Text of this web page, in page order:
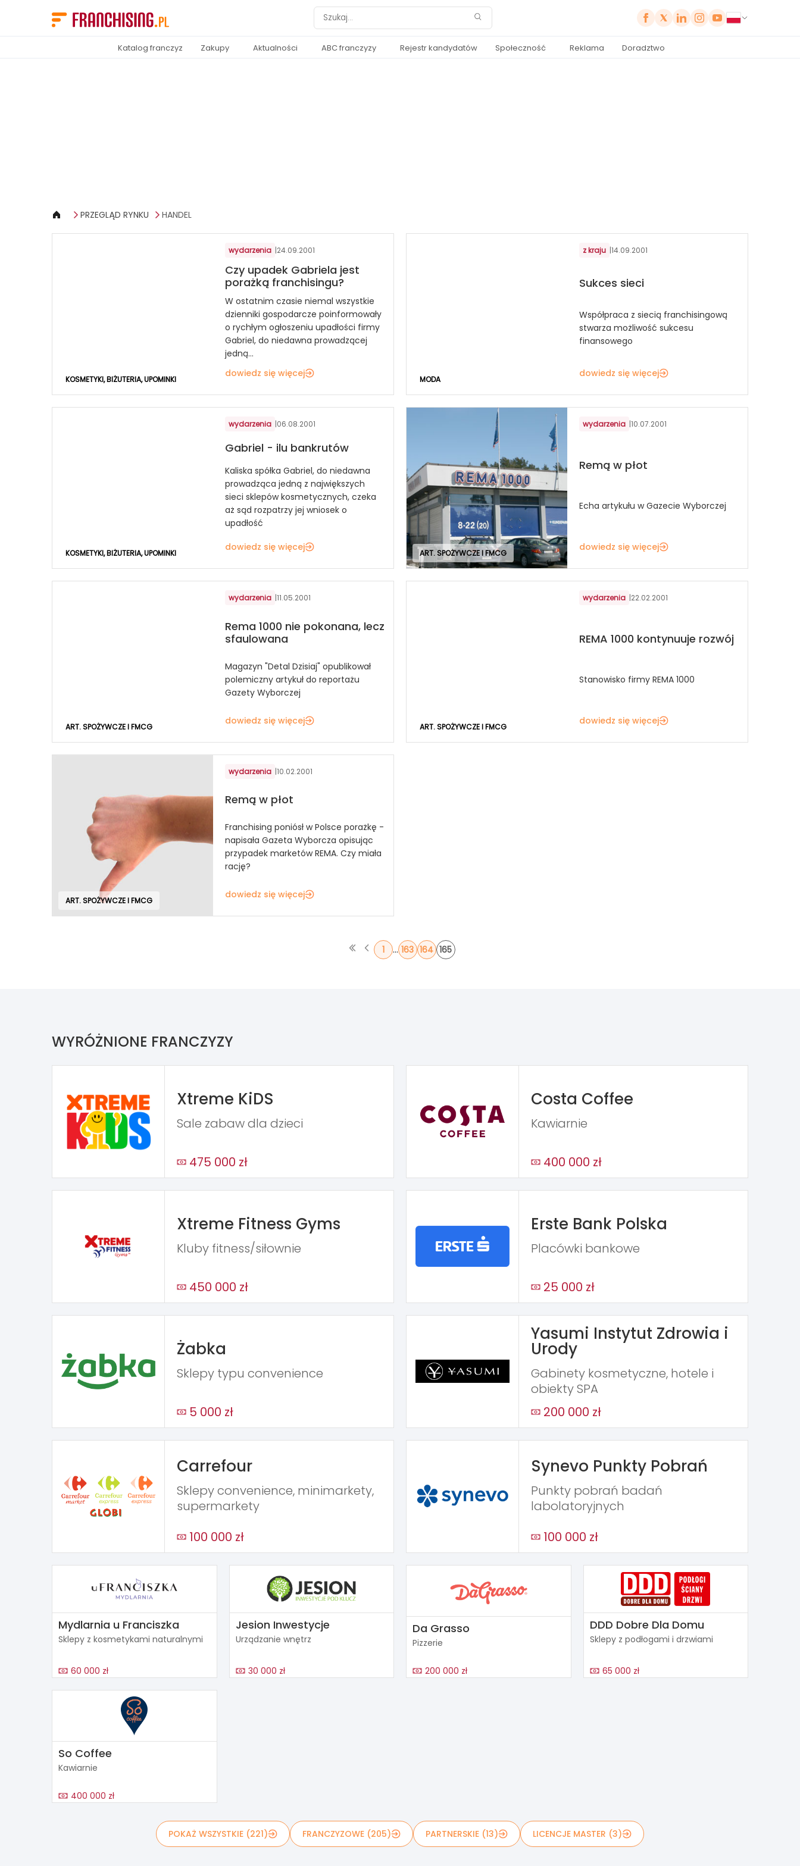
Katalog franczyz Zakupy Aktualności ABC franczyzy Rejestr kandydatów Społeczność Reklama Doradztwo
PRZEGLĄD RYNKU HANDEL
KOSMETYKI, BIŻUTERIA, UPOMINKI
wydarzenia |24.09.2001
Czy upadek Gabriela jest
porażką franchisingu?
W ostatnim czasie niemal wszystkie
dzienniki gospodarcze poinformowały
o rychłym ogłoszeniu upadłości firmy
Gabriel, do niedawna prowadzącej
jedną...
dowiedz się więcej
MODA
z kraju |14.09.2001
Sukces sieci
Współpraca z siecią franchisingową
stwarza możliwość sukcesu
finansowego
dowiedz się więcej
KOSMETYKI, BIŻUTERIA, UPOMINKI
wydarzenia |06.08.2001
Gabriel - ilu bankrutów
Kaliska spółka Gabriel, do niedawna
prowadząca jedną z największych
sieci sklepów kosmetycznych, czeka
aż sąd rozpatrzy jej wniosek o
upadłość
dowiedz się więcej
ART. SPOŻYWCZE I FMCG
wydarzenia |10.07.2001
Remą w płot
Echa artykułu w Gazecie Wyborczej
dowiedz się więcej
ART. SPOŻYWCZE I FMCG
wydarzenia |11.05.2001
Rema 1000 nie pokonana, lecz
sfaulowana
Magazyn "Detal Dzisiaj" opublikował
polemiczny artykuł do reportażu
Gazety Wyborczej
dowiedz się więcej
ART. SPOŻYWCZE I FMCG
wydarzenia |22.02.2001
REMA 1000 kontynuuje rozwój
Stanowisko firmy REMA 1000
dowiedz się więcej
ART. SPOŻYWCZE I FMCG
wydarzenia |10.02.2001
Remą w płot
Franchising poniósł w Polsce porażkę -
napisała Gazeta Wyborcza opisując
przypadek marketów REMA. Czy miała
rację?
dowiedz się więcej
1 ... 163 164 165
WYRÓŻNIONE FRANCZYZY
Xtreme KiDS
Sale zabaw dla dzieci
475 000 zł
Costa Coffee
Kawiarnie
400 000 zł
Xtreme Fitness Gyms
Kluby fitness/siłownie
450 000 zł
Erste Bank Polska
Placówki bankowe
25 000 zł
Żabka
Sklepy typu convenience
5 000 zł
Yasumi Instytut Zdrowia i
Urody
Gabinety kosmetyczne, hotele i
obiekty SPA
200 000 zł
Carrefour
Sklepy convenience, minimarkety,
supermarkety
100 000 zł
Synevo Punkty Pobrań
Punkty pobrań badań
labolatoryjnych
100 000 zł
Mydlarnia u Franciszka
Sklepy z kosmetykami naturalnymi
60 000 zł
Jesion Inwestycje
Urządzanie wnętrz
30 000 zł
Da Grasso
Pizzerie
200 000 zł
DDD Dobre Dla Domu
Sklepy z podłogami i drzwiami
65 000 zł
So Coffee
Kawiarnie
400 000 zł
POKAŻ WSZYSTKIE (221) FRANCZYZOWE (205) PARTNERSKIE (13) LICENCJE MASTER (3)